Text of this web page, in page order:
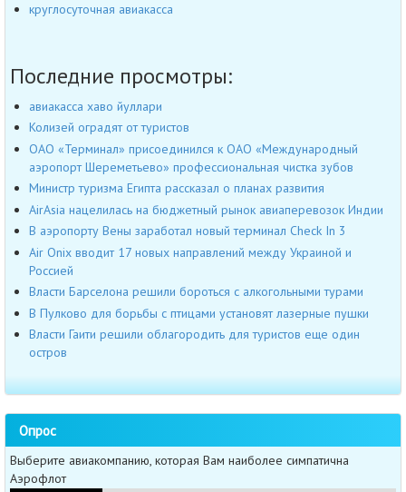
круглосуточная авиакасса
Последние просмотры:
авиакасса хаво йуллари
Колизей оградят от туристов
ОАО «Терминал» присоединился к ОАО «Международный
аэропорт Шереметьево» профессиональная чистка зубов
Министр туризма Египта рассказал о планах развития
AirAsia нацелилась на бюджетный рынок авиаперевозок Индии
В аэропорту Вены заработал новый терминал Check In 3
Air Onix вводит 17 новых направлений между Украиной и
Россией
Власти Барселона решили бороться с алкогольными турами
В Пулково для борьбы с птицами установят лазерные пушки
Власти Гаити решили облагородить для туристов еще один
остров
Опрос
Выберите авиакомпанию, которая Вам наиболее симпатична
Аэрофлот